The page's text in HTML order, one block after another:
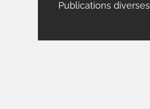
Publications diverses